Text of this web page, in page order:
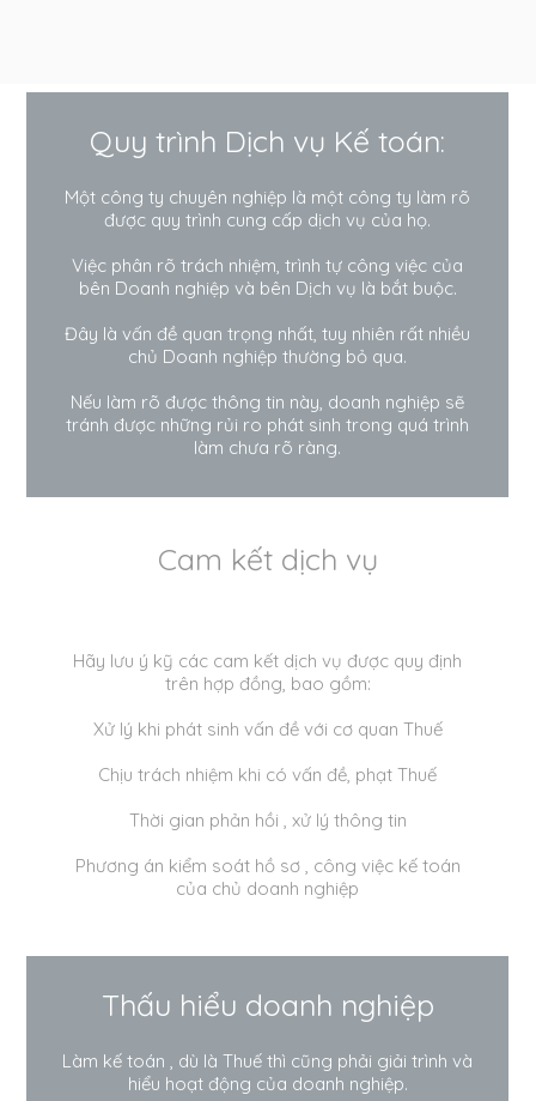
Quy trình Dịch vụ Kế toán:
Một công ty chuyên nghiệp là một công ty làm rõ
được quy trình cung cấp dịch vụ của họ.
Việc phân rõ trách nhiệm, trình tự công việc của
bên Doanh nghiệp và bên Dịch vụ là bắt buộc.
Đây là vấn đề quan trọng nhất, tuy nhiên rất nhiều
chủ Doanh nghiệp thường bỏ qua.
Nếu làm rõ được thông tin này, doanh nghiệp sẽ
tránh được những rủi ro phát sinh trong quá trình
làm chưa rõ ràng.
Cam kết dịch vụ
Hãy lưu ý kỹ các cam kết dịch vụ được quy định
trên hợp đồng, bao gồm:
Xử lý khi phát sinh vấn đề với cơ quan Thuế
Chịu trách nhiệm khi có vấn đề, phạt Thuế
Thời gian phản hồi , xử lý thông tin
Phương án kiểm soát hồ sơ , công việc kế toán
của chủ doanh nghiệp
Thấu hiểu doanh nghiệp
Làm kế toán , dù là Thuế thì cũng phải giải trình và
hiểu hoạt động của doanh nghiệp.